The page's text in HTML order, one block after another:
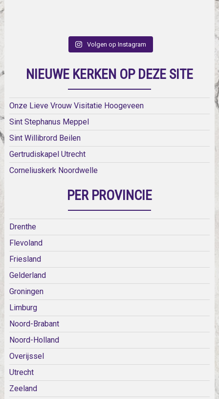
Volgen op Instagram
NIEUWE KERKEN OP DEZE SITE
Onze Lieve Vrouw Visitatie Hoogeveen
Sint Stephanus Meppel
Sint Willibrord Beilen
Gertrudiskapel Utrecht
Corneliuskerk Noordwelle
PER PROVINCIE
Drenthe
Flevoland
Friesland
Gelderland
Groningen
Limburg
Noord-Brabant
Noord-Holland
Overijssel
Utrecht
Zeeland